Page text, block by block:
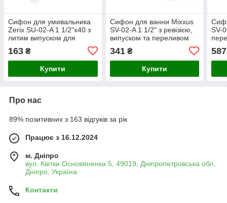
Сифон для умивальника
Zerix SU-02-A 1 1/2"x40 з
литим випуском для
каналізації (ZX4948)
163 ₴
Купити
Сифон для ванни Mixxus
SV-02-A 1 1/2" з ревізією,
випуском та переливом
341₴
Купити
SV-
587
Про нас
89% позитивних з 163 відгуків за рік
Працює з 16.12.2024
м. Дніпро
вул. Квітки Основяненка 5, 49019, Дніпропетровська обл,
Дніпро, Україна
Контакти